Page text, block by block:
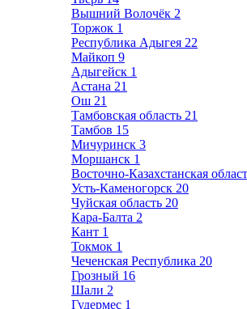
Вышний Волочёк 2
Торжок 1
Республика Адыгея 22
Майкоп 9
Адыгейск 1
Астана 21
Ош 21
Тамбовская область 21
Тамбов 15
Мичуринск 3
Моршанск 1
Восточно-Казахстанская
Усть-Каменогорск 20
Чуйская область 20
Кара-Балта 2
Кант 1
Токмок 1
Чеченская Республика 20
Грозный 16
Шали 2
Гудермес 1